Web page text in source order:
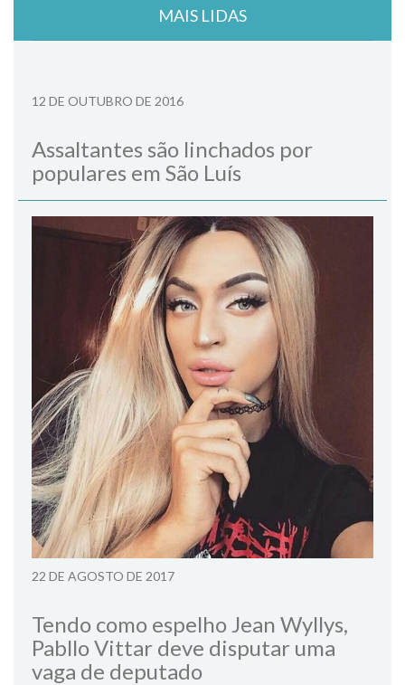
MAIS LIDAS
12 DE OUTUBRO DE 2016
Assaltantes são linchados por
populares em São Luís
22 DE AGOSTO DE 2017
Tendo como espelho Jean Wyllys,
Pabllo Vittar deve disputar uma
vaga de deputado